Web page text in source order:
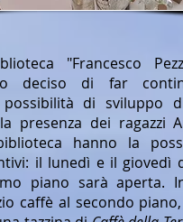
"Francesco
deciso di far
possibilità di sviluppo
presenza dei ragazzi
hanno la
il lunedì e il giovedì
piano sarà aperta.
caffè al secondo